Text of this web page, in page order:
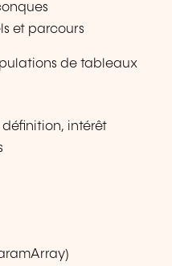
et parcours
de tableaux
intérêt